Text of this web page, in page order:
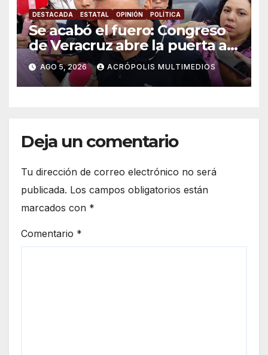
DESTACADA ESTATAL OPINIÓN POLÍTICA
Se acabó el fuero: Congreso
de Veracruz abre la puerta a
proceso penal contra alcalde
de Úrsulo Galván
AGO 5, 2026 ACRÓPOLIS MULTIMEDIOS
Deja un comentario
Tu dirección de correo electrónico no será
publicada. Los campos obligatorios están
marcados con *
Comentario *